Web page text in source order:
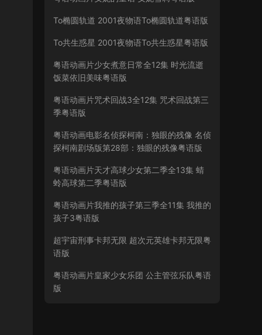
To椭圆轨道 2001夜物语To椭圆轨道粤语版
To共生惑星 2001夜物语To共生惑星粤语版
粤语动画片少女煮意日常全12集 时光流逝
饭菜依旧美味粤语版
粤语动画片咒术回战3全12集 咒术回战第三
季粤语版
粤语动画电影名侦探柯南：独眼的残像 名侦
探柯南剧场版第28部：独眼的残像粤语版
粤语动画片天才高球少女第二季全13集 蜻
蛉高球第二季粤语版
粤语动画片我推的孩子第三季全11集 我推的
孩子3粤语版
超宇宙刑事卡邦无限 超次元英雄卡邦无限粤
语版
粤语动画片皇家少女乐团 公主管弦乐队粤语
版